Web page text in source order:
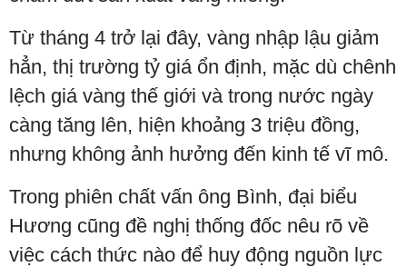
Từ tháng 4 trở lại đây, vàng nhập lậu giảm
hẳn, thị trường tỷ giá ổn định, mặc dù chênh
lệch giá vàng thế giới và trong nước ngày
càng tăng lên, hiện khoảng 3 triệu đồng,
nhưng không ảnh hưởng đến kinh tế vĩ mô.
Trong phiên chất vấn ông Bình, đại biểu
Hương cũng đề nghị thống đốc nêu rõ về
việc cách thức nào để huy động nguồn lực